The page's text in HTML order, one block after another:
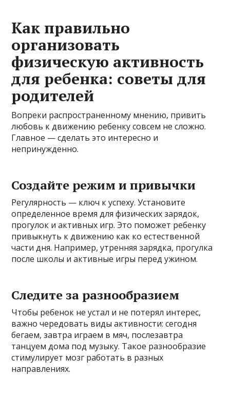
Как правильно
организовать
физическую активность
для ребенка: советы для
родителей
Вопреки распространенному мнению, привить
любовь к движению ребенку совсем не сложно.
Главное — сделать это интересно и
непринужденно.
Создайте режим и привычки
Регулярность — ключ к успеху. Установите
определенное время для физических зарядок,
прогулок и активных игр. Это поможет ребенку
привыкнуть к движению как ко естественной
части дня. Например, утренняя зарядка, прогулка
после школы и активные игры перед ужином.
Следите за разнообразием
Чтобы ребенок не устал и не потерял интерес,
важно чередовать виды активности: сегодня
бегаем, завтра играем в мяч, послезавтра
танцуем дома под музыку. Такое разнообразие
стимулирует мозг работать в разных
направлениях.